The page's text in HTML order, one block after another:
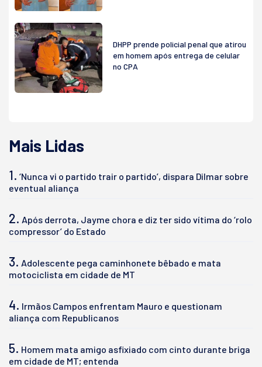
DHPP prende policial penal que atirou
em homem após entrega de celular
no CPA
Mais Lidas
1. ‘Nunca vi o partido trair o partido’, dispara Dilmar sobre
eventual aliança
2. Após derrota, Jayme chora e diz ter sido vítima do ‘rolo
compressor’ do Estado
3. Adolescente pega caminhonete bêbado e mata
motociclista em cidade de MT
4. Irmãos Campos enfrentam Mauro e questionam
aliança com Republicanos
5. Homem mata amigo asfixiado com cinto durante briga
em cidade de MT; entenda